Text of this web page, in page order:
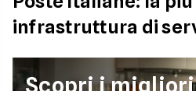
infrastruttura di
Scopri i migliori